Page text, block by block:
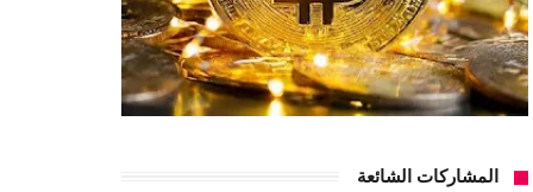
المشاركات الشائعة